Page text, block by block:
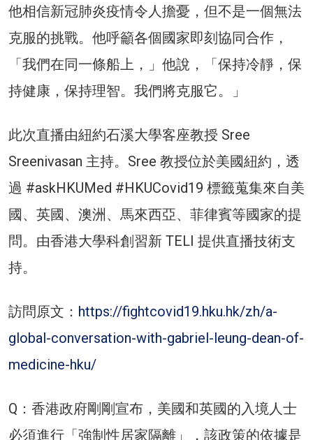
他相信新冠肺炎疫情令人擔憂，但不是一個無法
克服的挑戰。他呼籲各個國家即刻協同合作，
「我們在同一條船上，」他說，「保持冷靜，保
持健康，保持理智。我們將克服它。」
此次直播由紐約石溪大學客座教授 Sree
Sreenivasan 主持。Sree 教授位於美國紐約，透
過 #askHKUMed #HKUCovid19 標籤蒐集來自美
國、英國、澳洲、馬來西亞、菲律賓等國家的提
問。由香港大學科創習新 TELI 提供直播技術支
持。
訪問原文： https://fightcovid19.hku.hk/zh/a-
global-conversation-with-gabriel-leung-dean-of-
medicine-hku/
Q：香港政府剛剛宣布，美國和英國的入境人士
必須進行「強制性居家隔離」，該政策的依據是